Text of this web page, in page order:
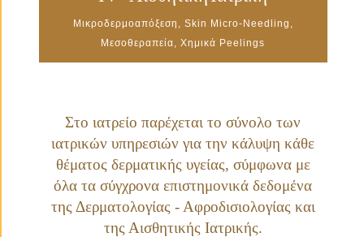
Μικροδερμοαπόξεση, Skin Micro-Needling,
Μεσοθεραπεία, Χημικά Peelings
Στο ιατρείο παρέχεται το σύνολο των
ιατρικών υπηρεσιών για την κάλυψη κάθε
θέματος δερματικής υγείας, σύμφωνα με
όλα τα σύγχρονα επιστημονικά δεδομένα
της Δερματολογίας - Αφροδισιολογίας και
της Αισθητικής Ιατρικής.